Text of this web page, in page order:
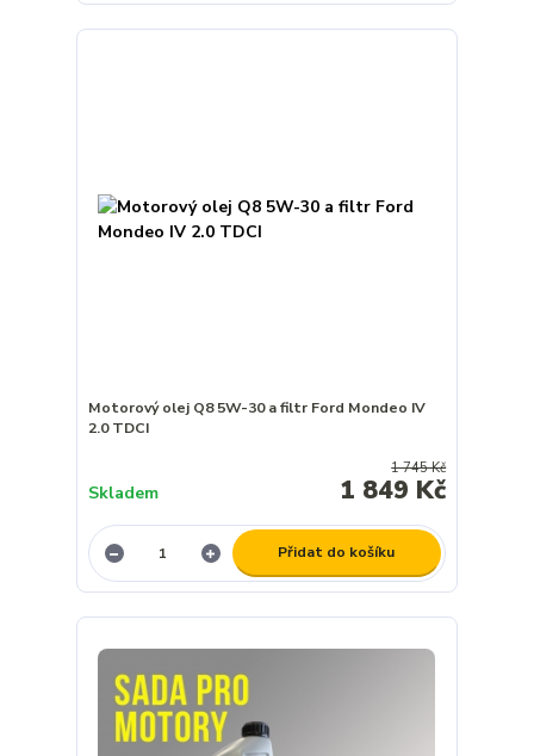
Motorový olej Q8 5W-30 a filtr Ford Mondeo IV
2.0 TDCI
1 745 Kč
1 849 Kč
Skladem
Přidat do košíku